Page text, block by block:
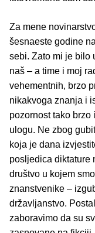
Za mene
šesnaeste godine
sebi. Zato mi je bilo
naš – a time i moj
vehementnih, brzo
nikakvoga znanja i
pozornost tako brzo
ulogu. Ne zbog
koja je dana
posljedica diktature
društvo u kojem
znanstvenike –
državljanstvo.
zaboravimo da su